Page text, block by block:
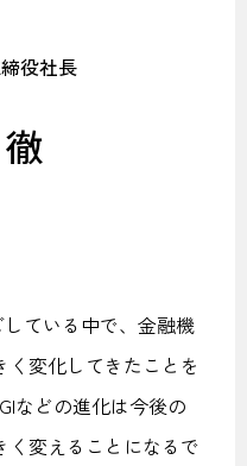
役社長
ている中で、金融機
変化してきたことを
などの進化は今後の
変えることになるで